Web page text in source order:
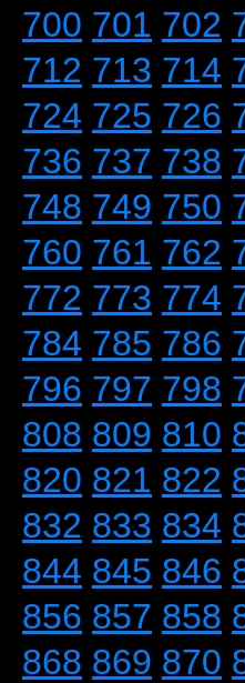
700 701 702
712 713 714
724 725 726
736 737 738
748 749 750
760 761 762
772 773 774
784 785 786
796 797 798
808 809 810
820 821 822
832 833 834
844 845 846
856 857 858
868 869 870